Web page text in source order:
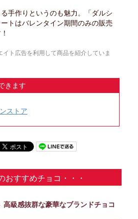
手作りというのも魅力。「ダルシ
トはバレンタイン期間のみの販売
ト広告を利用して商品を紹介していま
ストア
おすすめチョコ・・・
高級感抜群な豪華なブランドチョコ